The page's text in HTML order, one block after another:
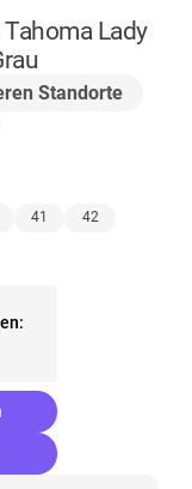
Lady
Standorte
41
42